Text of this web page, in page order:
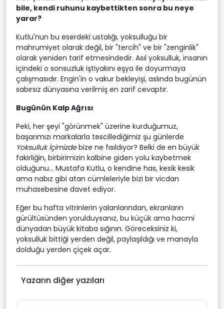
bile, kendi ruhunu kaybettikten sonra bu neye
yarar?
Kutlu'nun bu eserdeki ustalığı, yoksulluğu bir
mahrumiyet olarak değil, bir "tercih" ve bir "zenginlik"
olarak yeniden tarif etmesindedir. Asıl yoksulluk, insanın
içindeki o sonsuzluk iştiyakını eşya ile doyurmaya
çalışmasıdır. Engin'in o vakur bekleyişi, aslında bugünün
sabırsız dünyasına verilmiş en zarif cevaptır.
Bugünün Kalp Ağrısı
Peki, her şeyi "görünmek" üzerine kurduğumuz,
başarımızı markalarla tescillediğimiz şu günlerde
Yoksulluk İçimizdebize ne fısıldıyor? Belki de en büyük
fakirliğin, birbirimizin kalbine giden yolu kaybetmek
olduğunu... Mustafa Kutlu, o kendine has, kesik kesik
ama nabız gibi atan cümleleriyle bizi bir vicdan
muhasebesine davet ediyor.
Eğer bu hafta vitrinlerin yalanlarından, ekranların
gürültüsünden yorulduysanız, bu küçük ama hacmi
dünyadan büyük kitaba sığının. Göreceksiniz ki,
yoksulluk bittiği yerden değil, paylaşıldığı ve manayla
dolduğu yerden çiçek açar.
Yazarın diğer yazıları